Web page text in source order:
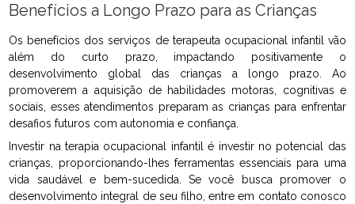
Benefícios a Longo Prazo para as Crianças
Os benefícios dos serviços de terapeuta ocupacional infantil vão
além do curto prazo, impactando positivamente o
desenvolvimento global das crianças a longo prazo. Ao
promoverem a aquisição de habilidades motoras, cognitivas e
sociais, esses atendimentos preparam as crianças para enfrentar
desafios futuros com autonomia e confiança.
Investir na terapia ocupacional infantil é investir no potencial das
crianças, proporcionando-lhes ferramentas essenciais para uma
vida saudável e bem-sucedida. Se você busca promover o
desenvolvimento integral de seu filho, entre em contato conosco